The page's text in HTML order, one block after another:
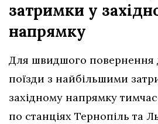
затримки у
напрямку
Для швидшого повернення
поїзди з найбільшими
західному напрямку
по станціях Тернопіль та